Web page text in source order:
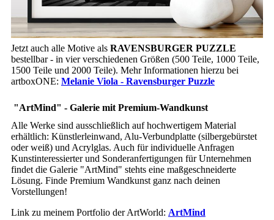
Jetzt auch alle Motive als RAVENSBURGER PUZZLE
bestellbar - in vier verschiedenen Größen (500 Teile, 1000 Teile,
1500 Teile und 2000 Teile). Mehr Informationen hierzu bei
artboxONE: Melanie Viola - Ravensburger Puzzle
"ArtMind" - Galerie mit Premium-Wandkunst
Alle Werke sind ausschließlich auf hochwertigem Material
erhältlich: Künstlerleinwand, Alu-Verbundplatte (silbergebürstet
oder weiß) und Acrylglas. Auch für individuelle Anfragen
Kunstinteressierter und Sonderanfertigungen für Unternehmen
findet die Galerie "ArtMind" stehts eine maßgeschneiderte
Lösung. Finde Premium Wandkunst ganz nach deinen
Vorstellungen!
Link zu meinem Portfolio der ArtWorld: ArtMind